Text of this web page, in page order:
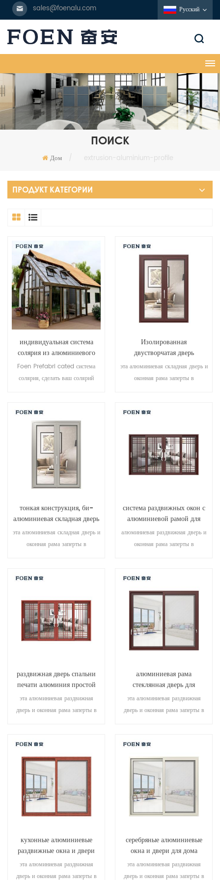
sales@foenalu.com Русский
ПОИСК
Дом / extrusion-aluminium-profile
ПРОДУКТ КАТЕГОРИИ
индивидуальная система
солярия из алюминиевого
стекла
Foen Prefabri cated система
солярия, сделать ваш солярий
приспосабливаемым.
Изолированная
двустворчатая дверь
длительного пользования для
приморского отеля
эта алюминиевая складная дверь и
оконная рама заперты в
характеристики превосходны.
удовлетворения различных
архитектурных потребностей.
тонкая конструкция, би-
алюминиевая складная дверь
с двойным остеклением
эта алюминиевая складная дверь и
оконная рама заперты в
характеристики превосходны.
удовлетворения различных
архитектурных потребностей.
система раздвижных окон с
алюминиевой рамой для
гостиной с деревянной
печатью
алюминиевая раздвижная дверь и
оконная рама заперты в
характеристики превосходны.
различные типы дверей для
архитектурных потребностей.
раздвижная дверь спальни
печати алюминия простой
конструкции деревянная
эта алюминиевая раздвижная
дверь и оконная рама заперты в
герметичность и безопасность.
различные типы дверей для
архитектурных потребностей.
алюминиевая рама
стеклянная дверь для
внутренней ванной
эта алюминиевая раздвижная
дверь и оконная рама заперты в
характеристики превосходны.
различные типы дверей для
архитектурных потребностей
кухонные алюминиевые
раздвижные окна и двери
эта алюминиевая раздвижная
дверь и оконная рама заперты в
серебряные алюминиевые
окна и двери для дома
эта алюминиевая раздвижная
дверь и оконная рама заперты в